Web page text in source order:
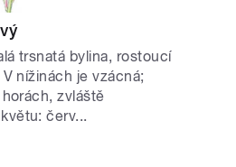
trsnatá bylina, rostoucí
nížinách je vzácná;
zvláště
červ...